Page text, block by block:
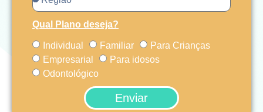
Qual Plano deseja?
Individual Familiar
Para Crianças
Empresarial
Para idosos
Odontológico
Enviar